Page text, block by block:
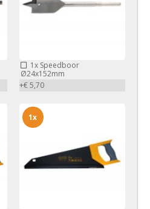
1xSpeedboor
Ø24x152mm
+€ 5,70
1x